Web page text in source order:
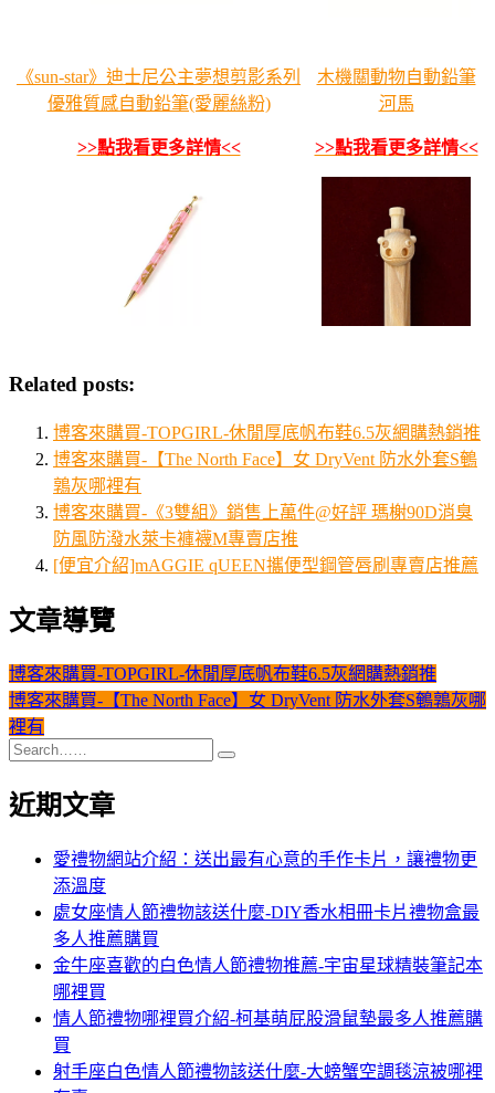
《sun-star》迪士尼公主夢想剪影系列
優雅質感自動鉛筆(愛麗絲粉)
>>點我看更多詳情<<
木機關動物自動鉛筆
河馬
>>點我看更多詳情<<
Related posts:
博客來購買-TOPGIRL-休閒厚底帆布鞋6.5灰網購熱銷推
博客來購買-【The North Face】女 DryVent 防水外套S鵪
鶉灰哪裡有
博客來購買-《3雙組》銷售上萬件@好評 瑪榭90D消臭
防風防潑水萊卡褲襪M專賣店推
[便宜介紹]mAGGIE qUEEN攜便型鋼管唇刷專賣店推薦
文章導覽
博客來購買-TOPGIRL-休閒厚底帆布鞋6.5灰網購熱銷推
博客來購買-【The North Face】女 DryVent 防水外套S鵪鶉灰哪
裡有
近期文章
愛禮物網站介紹：送出最有心意的手作卡片，讓禮物更
添溫度
處女座情人節禮物該送什麼-DIY香水相冊卡片禮物盒最
多人推薦購買
金牛座喜歡的白色情人節禮物推薦-宇宙星球精裝筆記本
哪裡買
情人節禮物哪裡買介紹-柯基萌屁股滑鼠墊最多人推薦購
買
射手座白色情人節禮物該送什麼-大螃蟹空調毯涼被哪裡